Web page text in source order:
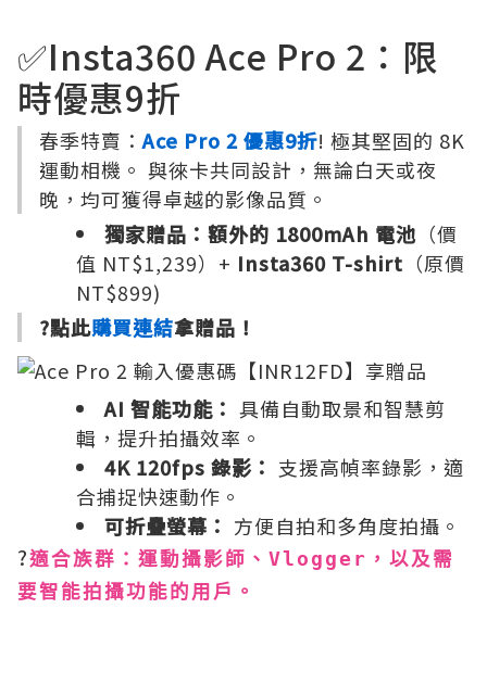
✅Insta360 Ace Pro 2：限
時優惠9折
春季特賣：Ace Pro 2 優惠9折! 極其堅固的 8K
運動相機。 與徠卡共同設計，無論白天或夜
晚，均可獲得卓越的影像品質。
獨家贈品：額外的 1800mAh 電池 （價
值 NT$1,239）+ Insta360 T-shirt （原價
NT$899)
?點此購買連結拿贈品！
AI 智能功能： 具備自動取景和智慧剪
輯，提升拍攝效率。
4K 120fps 錄影： 支援高幀率錄影，適
合捕捉快速動作。
可折疊螢幕： 方便自拍和多角度拍攝。
?適合族群：運動攝影師、Vlogger，以及需
要智能拍攝功能的用戶。